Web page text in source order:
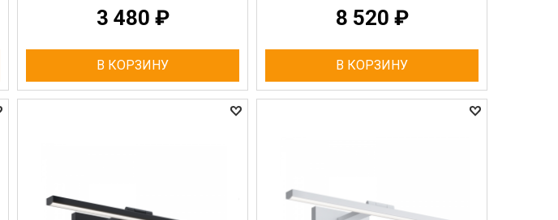
3 480 ₽
В КОРЗИНУ
8 520 ₽
В КОРЗИНУ